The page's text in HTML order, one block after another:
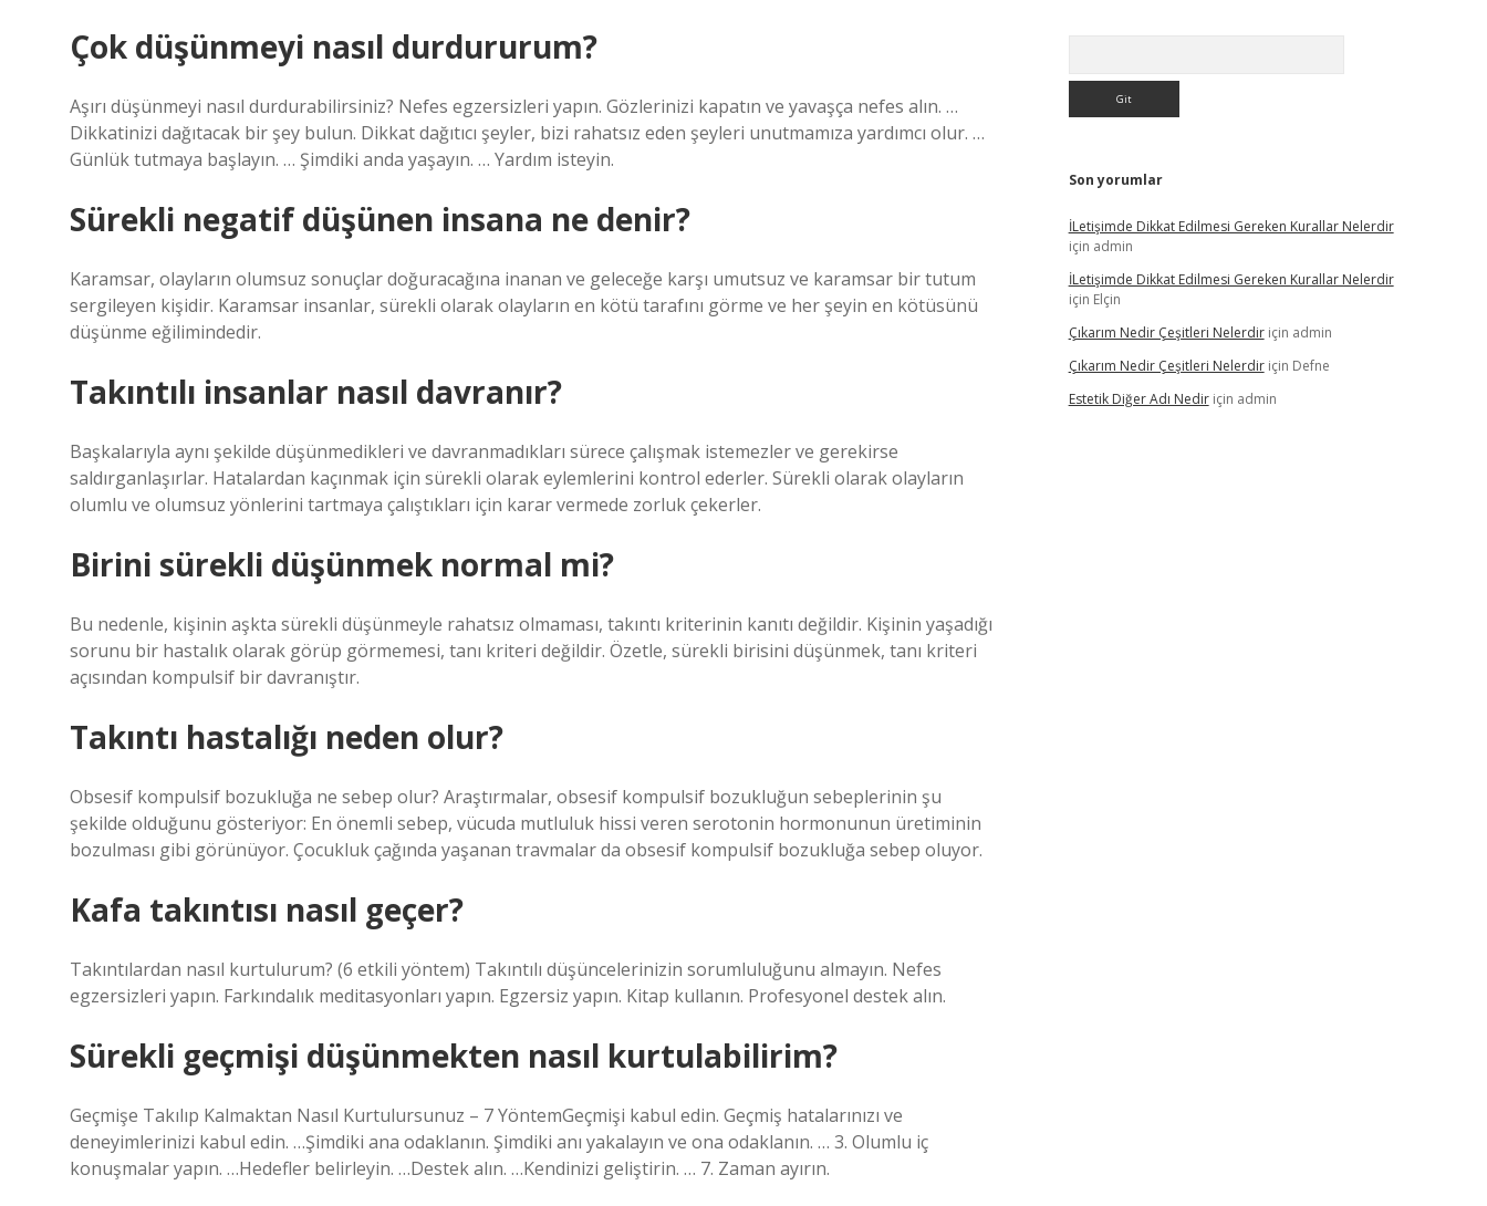
Çok düşünmeyi nasıl durdururum?
Aşırı düşünmeyi nasıl durdurabilirsiniz? Nefes egzersizleri yapın. Gözlerinizi kapatın ve yavaşça nefes alın. …
Dikkatinizi dağıtacak bir şey bulun. Dikkat dağıtıcı şeyler, bizi rahatsız eden şeyleri unutmamıza yardımcı olur. …
Günlük tutmaya başlayın. … Şimdiki anda yaşayın. … Yardım isteyin.
Sürekli negatif düşünen insana ne denir?
Karamsar, olayların olumsuz sonuçlar doğuracağına inanan ve geleceğe karşı umutsuz ve karamsar bir tutum
sergileyen kişidir. Karamsar insanlar, sürekli olarak olayların en kötü tarafını görme ve her şeyin en kötüsünü
düşünme eğilimindedir.
Takıntılı insanlar nasıl davranır?
Başkalarıyla aynı şekilde düşünmedikleri ve davranmadıkları sürece çalışmak istemezler ve gerekirse
saldırganlaşırlar. Hatalardan kaçınmak için sürekli olarak eylemlerini kontrol ederler. Sürekli olarak olayların
olumlu ve olumsuz yönlerini tartmaya çalıştıkları için karar vermede zorluk çekerler.
Birini sürekli düşünmek normal mi?
Bu nedenle, kişinin aşkta sürekli düşünmeyle rahatsız olmaması, takıntı kriterinin kanıtı değildir. Kişinin yaşadığı
sorunu bir hastalık olarak görüp görmemesi, tanı kriteri değildir. Özetle, sürekli birisini düşünmek, tanı kriteri
açısından kompulsif bir davranıştır.
Takıntı hastalığı neden olur?
Obsesif kompulsif bozukluğa ne sebep olur? Araştırmalar, obsesif kompulsif bozukluğun sebeplerinin şu
şekilde olduğunu gösteriyor: En önemli sebep, vücuda mutluluk hissi veren serotonin hormonunun üretiminin
bozulması gibi görünüyor. Çocukluk çağında yaşanan travmalar da obsesif kompulsif bozukluğa sebep oluyor.
Kafa takıntısı nasıl geçer?
Takıntılardan nasıl kurtulurum? (6 etkili yöntem) Takıntılı düşüncelerinizin sorumluluğunu almayın. Nefes
egzersizleri yapın. Farkındalık meditasyonları yapın. Egzersiz yapın. Kitap kullanın. Profesyonel destek alın.
Sürekli geçmişi düşünmekten nasıl kurtulabilirim?
Geçmişe Takılıp Kalmaktan Nasıl Kurtulursunuz – 7 YöntemGeçmişi kabul edin. Geçmiş hatalarınızı ve
deneyimlerinizi kabul edin. …Şimdiki ana odaklanın. Şimdiki anı yakalayın ve ona odaklanın. … 3. Olumlu iç
konuşmalar yapın. …Hedefler belirleyin. …Destek alın. …Kendinizi geliştirin. … 7. Zaman ayırın.
Son yorumlar
İLetişimde Dikkat Edilmesi Gereken Kurallar Nelerdir
için admin
İLetişimde Dikkat Edilmesi Gereken Kurallar Nelerdir
için Elçin
Çıkarım Nedir Çeşitleri Nelerdiriçin admin
Çıkarım Nedir Çeşitleri Nelerdiriçin Defne
Estetik Diğer Adı Nediriçin admin